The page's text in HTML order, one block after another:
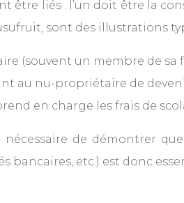
liés : l’un doit être la
sont des illustrations
(souvent un membre de sa
au nu-propriétaire de
en charge les frais de
de démontrer
bancaires, etc.) est donc